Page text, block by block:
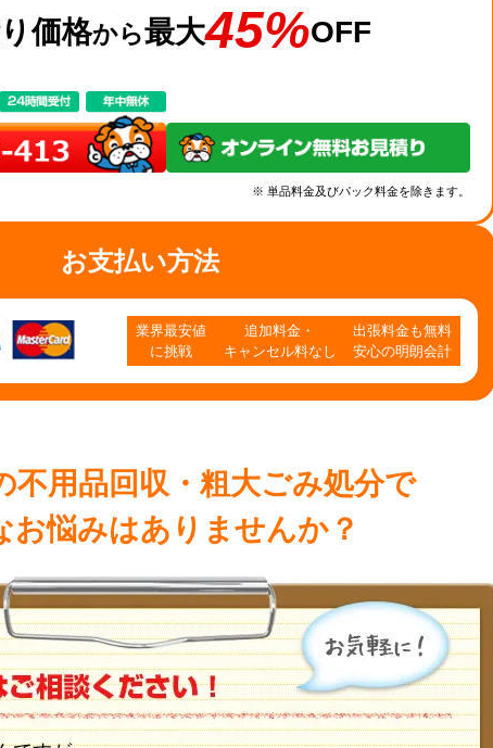
価格から最大45%OFF
※ 単品料金及びパック料金を除きます。
お支払い方法
業界最安値
に挑戦
追加料金・
キャンセル料なし
出張料金も無料
安心の明朗会計
不用品回収・粗大ごみ処分で
お悩みはありませんか？